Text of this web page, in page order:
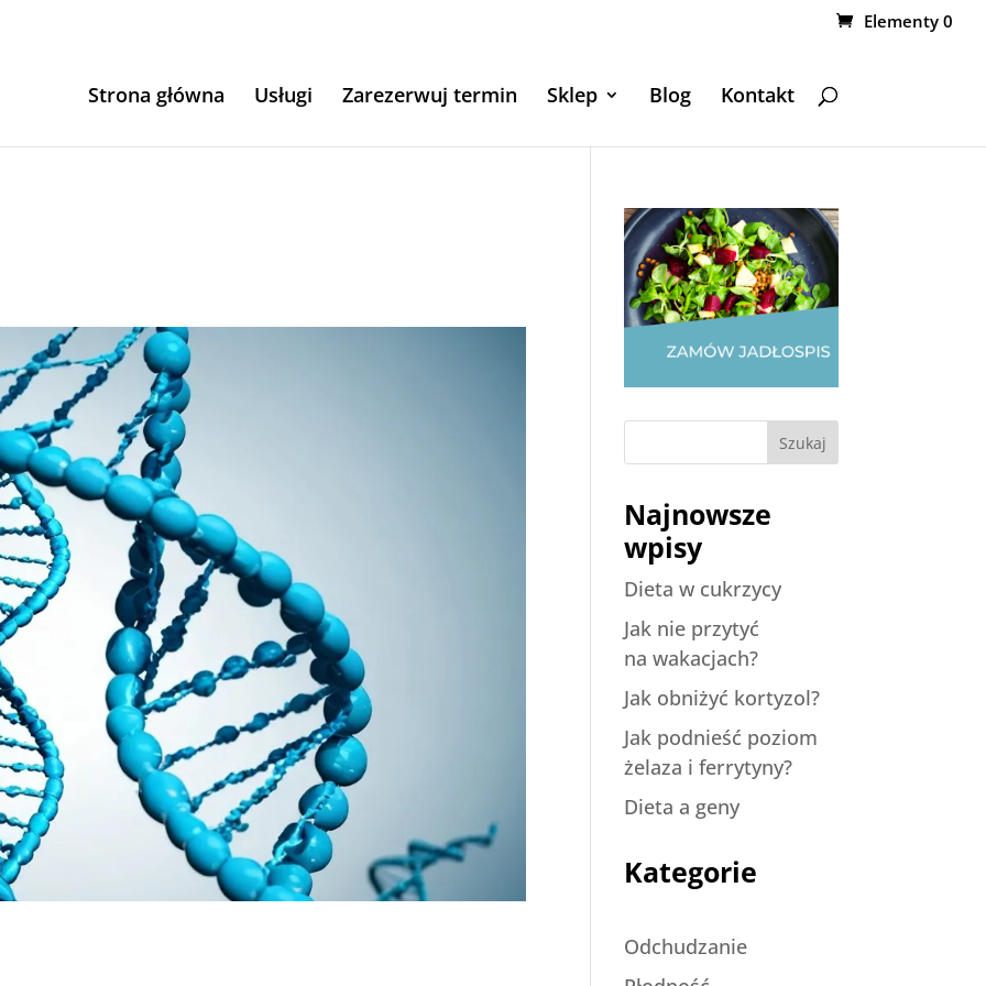
Elementy 0
Strona główna Usługi Zarezerwuj termin Sklep Blog Kontakt
Szukaj
Najnowsze
wpisy
Dieta w cukrzycy
Jak nie przytyć
na wakacjach?
Jak obniżyć kortyzol?
Jak podnieść poziom
żelaza i ferrytyny?
Dieta a geny
Kategorie
Odchudzanie